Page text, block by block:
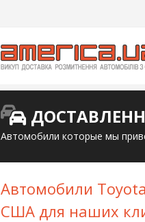
Автомобили которые мы
Автомобили
США для наших